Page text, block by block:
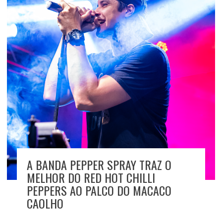
A BANDA PEPPER SPRAY TRAZ O
MELHOR DO RED HOT CHILLI
PEPPERS AO PALCO DO MACACO
CAOLHO